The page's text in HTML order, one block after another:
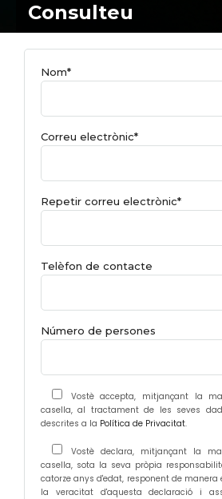
Consulteu
Nom*
Correu electrònic*
Repetir correu electrònic*
Telèfon de contacte
Número de persones
Vostè accepta, mitjançant la
casella, al tractament de les seves
descrites a la Política de Privacitat.
Vostè declara, mitjançant la
casella, sota la seva pròpia
catorze anys d'edat, responent de
la veracitat d'aquesta declaració i